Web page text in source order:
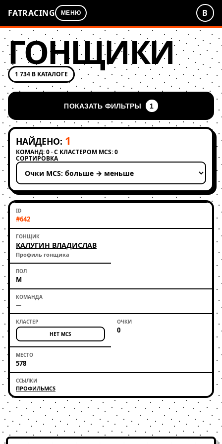
FATRACING МЕНЮ В
ГОНЩИКИ
1 734 В КАТАЛОГЕ
ПОКАЗАТЬ ФИЛЬТРЫ 1
НАЙДЕНО: 1
КОМАНД: 0 · С КЛАСТЕРОМ MCS: 0
СОРТИРОВКА
Применить сортировку
#642
КАЛУГИН ВЛАДИСЛАВ
Профиль гонщика
М
—
НЕТ MCS 0
578
ПРОФИЛЬMCS